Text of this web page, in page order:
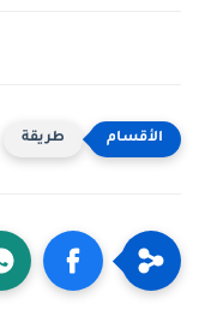
طريقة